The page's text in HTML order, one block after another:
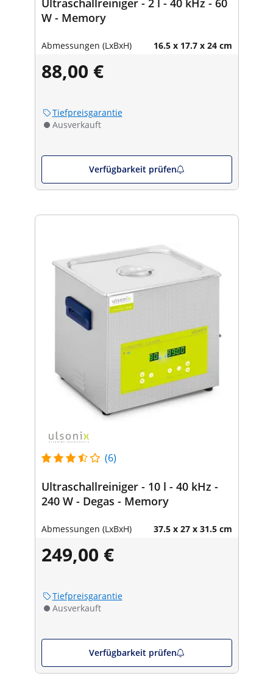
W - Memory
Abmessungen (LxBxH) 16.5 x 17.7 x 24 cm
88,00 €
Tiefpreisgarantie
Ausverkauft
Verfügbarkeit prüfen
(6)
Ultraschallreiniger - 10 l - 40 kHz -
240 W - Degas - Memory
Abmessungen (LxBxH) 37.5 x 27 x 31.5 cm
249,00 €
Tiefpreisgarantie
Ausverkauft
Verfügbarkeit prüfen